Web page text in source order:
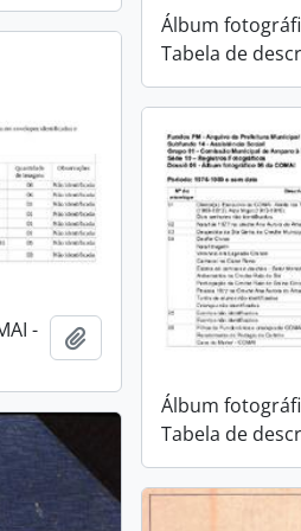
Álbum
Tabela de
-
Adicionar a área de
Álbum
Tabela de